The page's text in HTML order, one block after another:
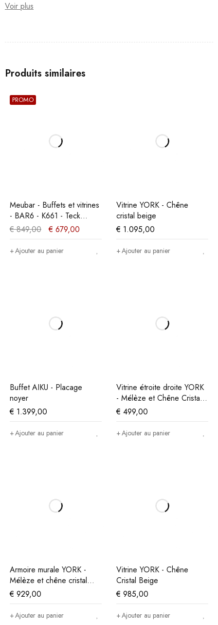
Table à manger York avec pieds réguliers ou pieds en XTable
basse York carrée ou rectangulaireMeuble bar YorkVitrine
Voir plus
Produits similaires
PROMO
Meubar - Buffets et vitrines
- BAR6 - K661 - Teck
Orange/Noir -
122x188x50cm
€849,00 € 679,00
Ajouter au panier
Vitrine YORK - Chêne
cristal beige
€ 1.095,00
Ajouter au panier
Buffet AIKU - Placage
noyer
€ 1.399,00
Ajouter au panier
Vitrine étroite droite YORK
- Mélèze et Chêne Cristal
Beige
€ 499,00
Ajouter au panier
Armoire murale YORK -
Mélèze et chêne cristal
beige
€ 929,00
Ajouter au panier
Vitrine YORK - Chêne
Cristal Beige
€ 985,00
Ajouter au panier